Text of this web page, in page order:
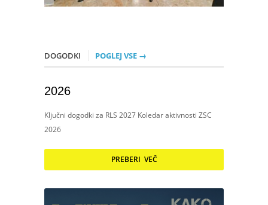
DOGODKI POGLEJ VSE →
2026
Ključni dogodki za RLS 2027 Koledar aktivnosti ZSC
2026
PREBERI VEČ